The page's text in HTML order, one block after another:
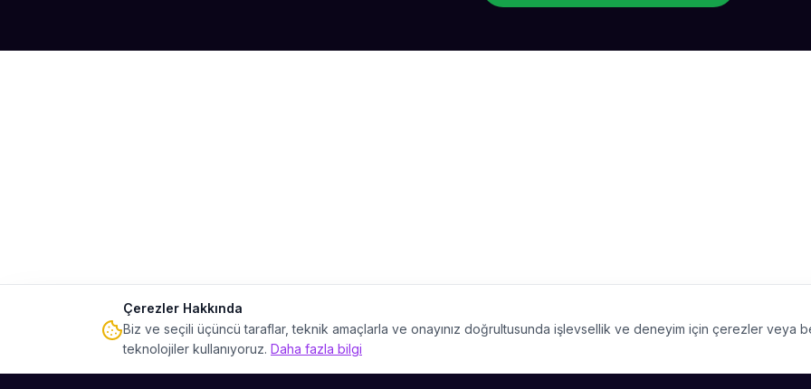
Çerezler Hakkında
Biz ve seçili üçüncü taraflar, teknik amaçlarla ve onayınız doğrultusunda işlevsellik ve deneyim için çerezler veya
teknolojiler kullanıyoruz. Daha fazla bilgi